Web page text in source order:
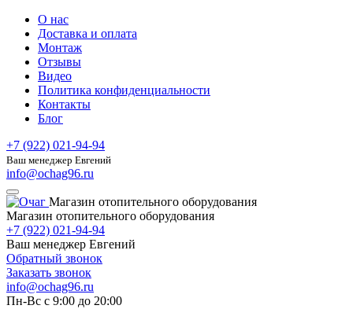
О нас
Доставка и оплата
Монтаж
Отзывы
Видео
Политика конфиденциальности
Контакты
Блог
+7 (922) 021-94-94
Ваш менеджер Евгений
info@ochag96.ru
Магазин отопительного оборудования
Магазин отопительного оборудования
+7 (922) 021-94-94
Ваш менеджер Евгений
Обратный звонок
Заказать звонок
info@ochag96.ru
Пн-Вс с 9:00 до 20:00